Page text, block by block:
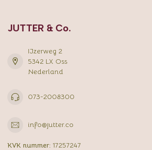
JUTTER & Co.
IJzerweg 2
5342 LX Oss
Nederland
073-2008300
info@jutter.co
KVK nummer: 17257247